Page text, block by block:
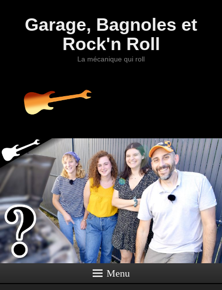
Garage, Bagnoles et
Rock'n Roll
La mécanique qui roll
Menu